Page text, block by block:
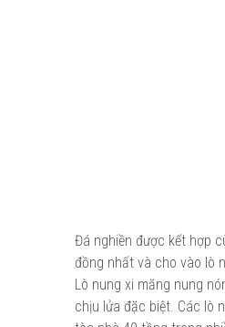
Đá nghiền được kết hợp
đồng nhất và cho vào lò
Lò nung xi măng nung
chịu lửa đặc biệt. Các lò